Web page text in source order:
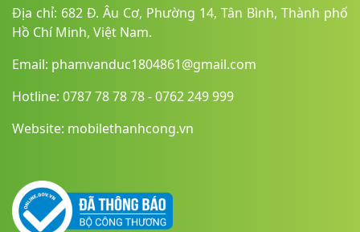
MacBook Air M2 2022 sở hữu
MacBook Pro 14 và 16, cho phép mình sạc mà không lo vấp
phải dây cáp khiến máy tính rơi xuống sàn. Nhờ có cổng
MagSafe mà mình thực sự có thêm một cổng USB-C so với các
và cổng còn lại cho thiết bị ngoại vi, giờ đây mình có thể sử
dụng cả hai cổng hỗ trợ Thunderbolt cho các phụ kiện.
Địa chỉ: 682 Đ. Âu Cơ, Phường 14, Tân Bình, Thành phố
Hồ Chí Minh, Việt Nam.
Email: phamvanduc1804861@gmail.com
Hotline: 0787 78 78 78 - 0762 249 999
Website: mobilethanhcong.vn